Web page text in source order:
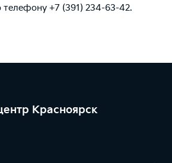
телефону +7 (391) 234-63-42.
Красноярск